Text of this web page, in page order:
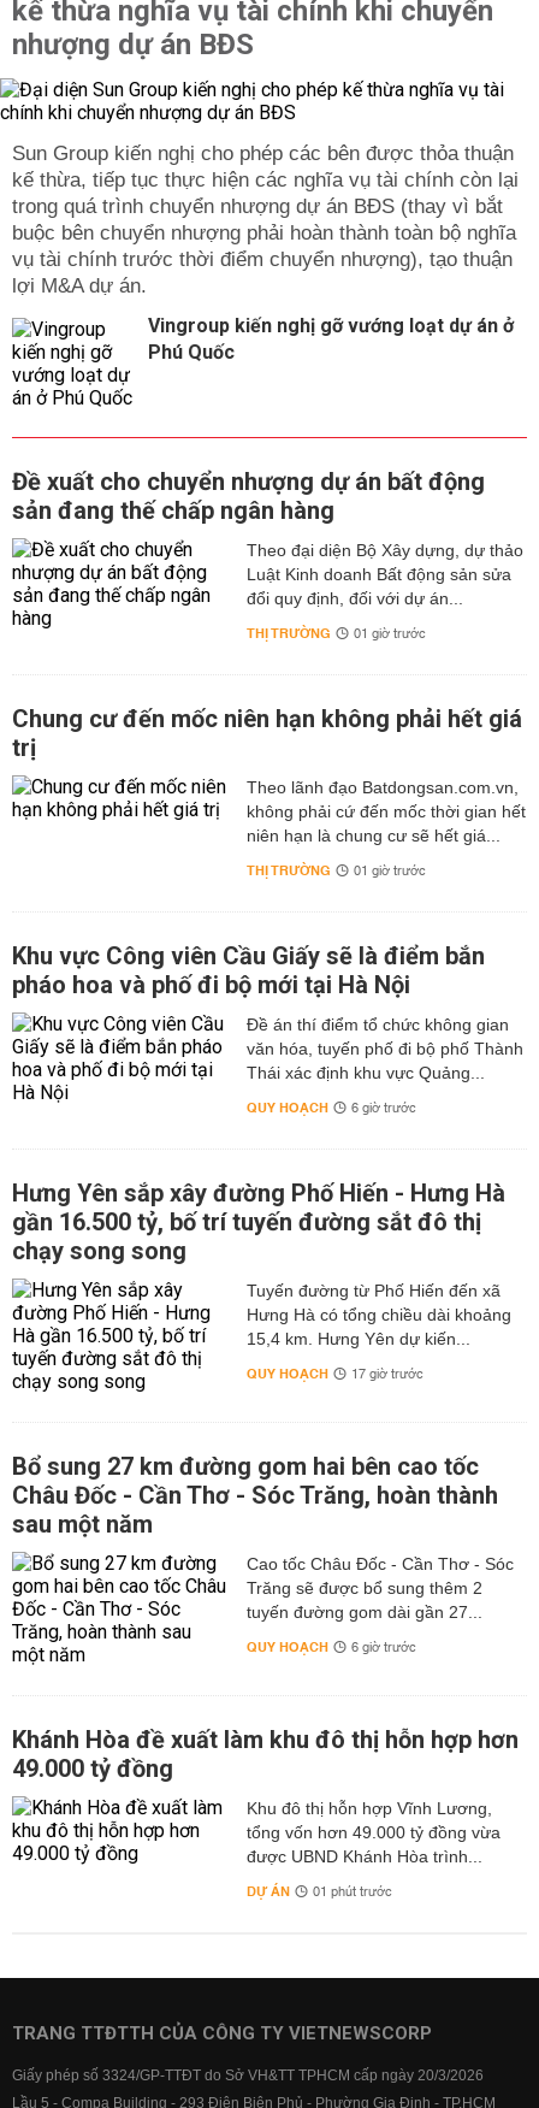
kế thừa nghĩa vụ tài chính khi chuyển
nhượng dự án BĐS
Sun Group kiến nghị cho phép các bên được thỏa thuận
kế thừa, tiếp tục thực hiện các nghĩa vụ tài chính còn lại
trong quá trình chuyển nhượng dự án BĐS (thay vì bắt
buộc bên chuyển nhượng phải hoàn thành toàn bộ nghĩa
vụ tài chính trước thời điểm chuyển nhượng), tạo thuận
lợi M&A dự án.
Vingroup kiến nghị gỡ vướng loạt dự án ở
Phú Quốc
Đề xuất cho chuyển nhượng dự án bất động
sản đang thế chấp ngân hàng
Theo đại diện Bộ Xây dựng, dự thảo
Luật Kinh doanh Bất động sản sửa
đổi quy định, đối với dự án...
THỊ TRƯỜNG 01 giờ trước
Chung cư đến mốc niên hạn không phải hết giá
trị
Theo lãnh đạo Batdongsan.com.vn,
không phải cứ đến mốc thời gian hết
niên hạn là chung cư sẽ hết giá...
THỊ TRƯỜNG 01 giờ trước
Khu vực Công viên Cầu Giấy sẽ là điểm bắn
pháo hoa và phố đi bộ mới tại Hà Nội
Đề án thí điểm tổ chức không gian
văn hóa, tuyến phố đi bộ phố Thành
Thái xác định khu vực Quảng...
QUY HOẠCH 6 giờ trước
Hưng Yên sắp xây đường Phố Hiến - Hưng Hà
gần 16.500 tỷ, bố trí tuyến đường sắt đô thị
chạy song song
Tuyến đường từ Phố Hiến đến xã
Hưng Hà có tổng chiều dài khoảng
15,4 km. Hưng Yên dự kiến...
QUY HOẠCH 17 giờ trước
Bổ sung 27 km đường gom hai bên cao tốc
Châu Đốc - Cần Thơ - Sóc Trăng, hoàn thành
sau một năm
Cao tốc Châu Đốc - Cần Thơ - Sóc
Trăng sẽ được bổ sung thêm 2
tuyến đường gom dài gần 27...
QUY HOẠCH 6 giờ trước
Khánh Hòa đề xuất làm khu đô thị hỗn hợp hơn
49.000 tỷ đồng
Khu đô thị hỗn hợp Vĩnh Lương,
tổng vốn hơn 49.000 tỷ đồng vừa
được UBND Khánh Hòa trình...
DỰ ÁN 01 phút trước
TRANG TTĐTTH CỦA CÔNG TY VIETNEWSCORP
Giấy phép số 3324/GP-TTĐT do Sở VH&TT TPHCM cấp ngày 20/3/2026
Lầu 5 - Compa Building - 293 Điện Biên Phủ - Phường Gia Định - TP.HCM